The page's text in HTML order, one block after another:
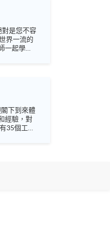
對是您不容
界一流的
一起學習
經驗，對